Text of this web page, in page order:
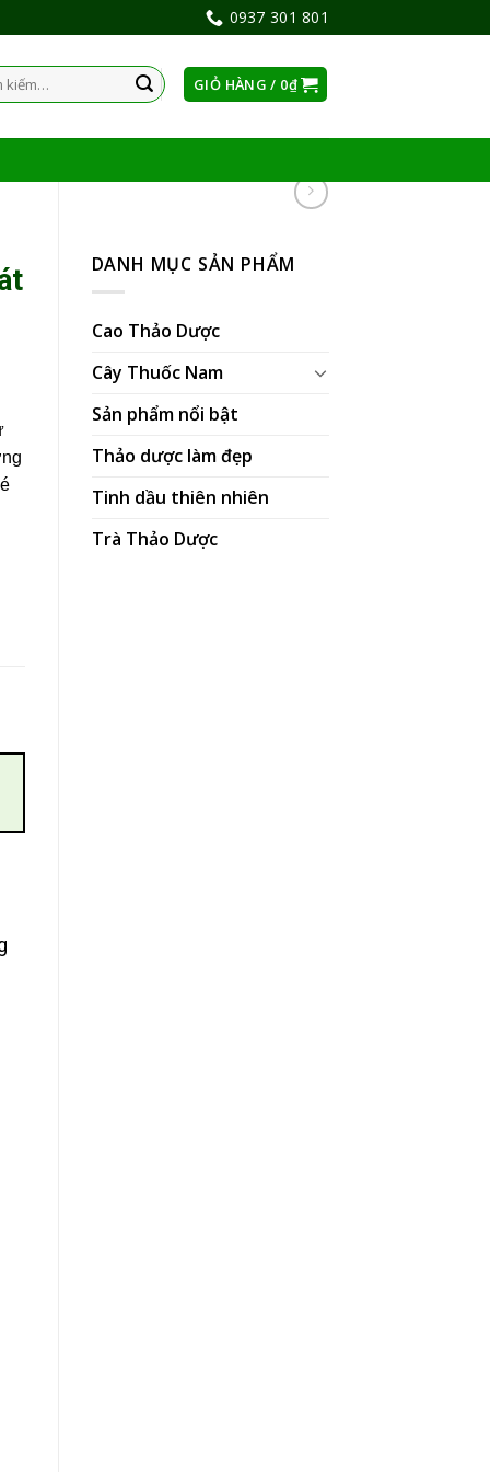
0937 301 801
GIỎ HÀNG / 0₫
DANH MỤC SẢN PHẨM
Cao Thảo Dược
Cây Thuốc Nam
Sản phẩm nổi bật
Thảo dược làm đẹp
Tinh dầu thiên nhiên
Trà Thảo Dược